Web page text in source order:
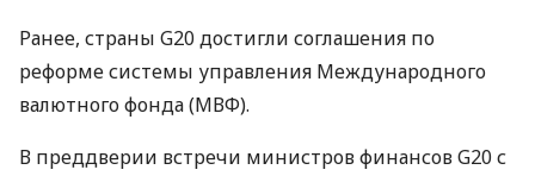
Ранее, страны G20 достигли соглашения по
реформе системы управления Международного
валютного фонда (МВФ).
В преддверии встречи министров финансов G20 с